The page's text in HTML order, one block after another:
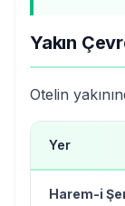
Yakın
Otelin
Yer
Harem-i